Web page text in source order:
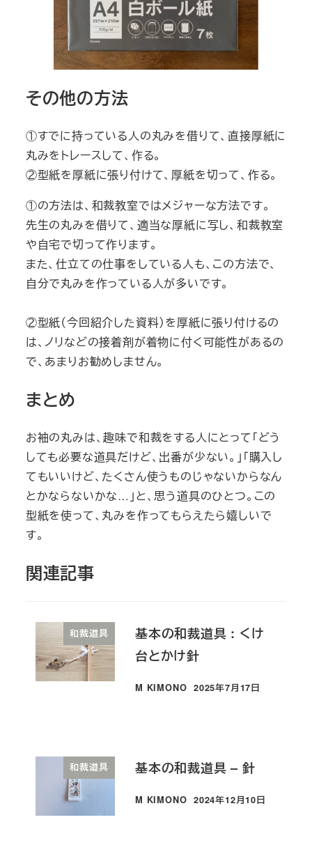
その他の方法
①すでに持っている人の丸みを借りて、直接厚紙に
丸みをトレースして、作る。
②型紙を厚紙に張り付けて、厚紙を切って、作る。
①の方法は、和裁教室ではメジャーな方法です。
先生の丸みを借りて、適当な厚紙に写し、和裁教室
や自宅で切って作ります。
また、仕立ての仕事をしている人も、この方法で、
自分で丸みを作っている人が多いです。
②型紙（今回紹介した資料）を厚紙に張り付けるの
は、ノリなどの接着剤が着物に付く可能性があるの
で、あまりお勧めしません。
まとめ
お袖の丸みは、趣味で和裁をする人にとって「どう
しても必要な道具だけど、出番が少ない。」「購入し
てもいいけど、たくさん使うものじゃないからなん
とかならないかな…」と、思う道具のひとつ。この
型紙を使って、丸みを作ってもらえたら嬉しいで
す。
関連記事
和裁道具
基本の和裁道具 : くけ
台とかけ針
M KIMONO
投稿日
2025年7月17日
和裁道具 基本の和裁道具 – 針
M KIMONO
投稿日
2024年12月10日